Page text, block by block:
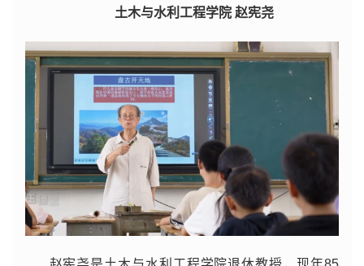
土木与水利工程学院 赵宪尧